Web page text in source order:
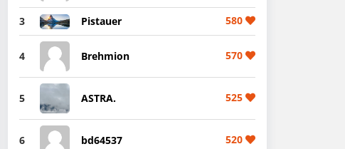
3 Pistauer 580
4 Brehmion 570
5 ASTRA. 525
6 bd64537 520